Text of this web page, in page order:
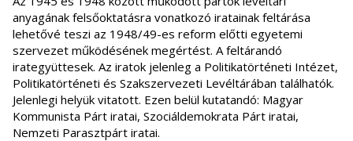
anyagának felsőoktatásra vonatkozó iratainak feltárása
lehetővé teszi az 1948/49-es reform előtti egyetemi
szervezet működésének megértést. A feltárandó
irategyüttesek. Az iratok jelenleg a Politikatörténeti Intézet,
Politikatörténeti és Szakszervezeti Levéltárában találhatók.
Jelenlegi helyük vitatott. Ezen belül kutatandó: Magyar
Kommunista Párt iratai, Szociáldemokrata Párt iratai,
Nemzeti Parasztpárt iratai.